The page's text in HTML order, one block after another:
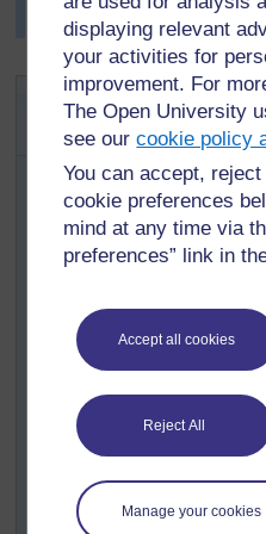
displaying relevant
your activities for
improvement. For
The Open University
see ourcookie policy
You can accept,
cookie preferences
mind at any time via
preferences” link in
Accept all cookies
Reject All
Manage your cookies
katika teksi na kurudi
Shughuli ya 2:
vitendo vya
Waambie wanafunzi wako
kutafuta jinsi shughuli za
na kueleza njia za
Watake wanafunzi kuleta
Wagawane wanafunzi
(vikundi hivi vinaweza
hatua za moja ya
Zungukia darasa na
Vipe vikundi muda wa
hatua zinazotumika, katika